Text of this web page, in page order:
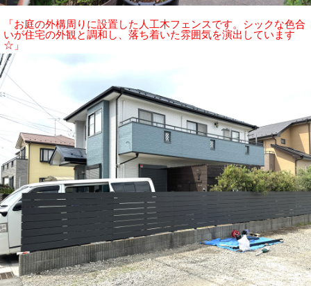
「お庭の外構周りに設置した人工木フェンスです。シックな色合
いが住宅の外観と調和し、落ち着いた雰囲気を演出しています
☆」